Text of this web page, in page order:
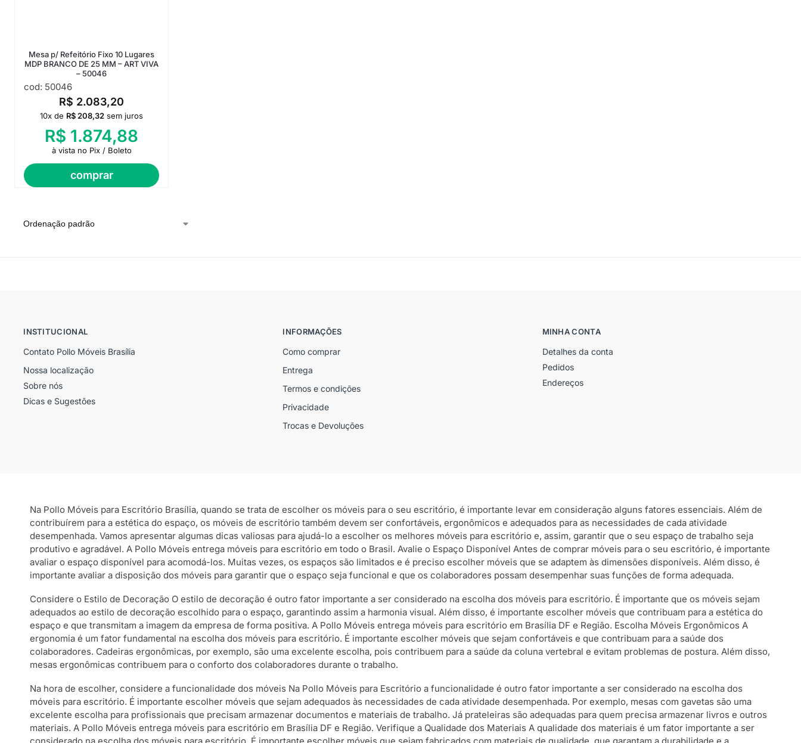
Mesa p/ Refeitório Fixo 10 Lugares
MDP BRANCO DE 25 MM – ART VIVA
– 50046
cod: 50046
R$ 2.083,20
comprar
10x de R$ 208,32 sem juros
R$ 1.874,88
à vista no Pix / Boleto
INSTITUCIONAL
Contato Pollo Móveis Brasília
Nossa localização
Sobre nós
Dicas e Sugestões
INFORMAÇÕES
Como comprar
Entrega
Termos e condições
Privacidade
Trocas e Devoluções
MINHA CONTA
Detalhes da conta
Pedidos
Endereços
Na Pollo Móveis para Escritório Brasília, quando se trata de escolher os móveis para o seu escritório, é importante levar em consideração alguns fatores essenciais. Além de
contribuírem para a estética do espaço, os móveis de escritório também devem ser confortáveis, ergonômicos e adequados para as necessidades de cada atividade
desempenhada. Vamos apresentar algumas dicas valiosas para ajudá-lo a escolher os melhores móveis para escritório e, assim, garantir que o seu espaço de trabalho seja
produtivo e agradável. A Pollo Móveis entrega móveis para escritório em todo o Brasil. Avalie o Espaço Disponível Antes de comprar móveis para o seu escritório, é importante
avaliar o espaço disponível para acomodá-los. Muitas vezes, os espaços são limitados e é preciso escolher móveis que se adaptem às dimensões disponíveis. Além disso, é
importante avaliar a disposição dos móveis para garantir que o espaço seja funcional e que os colaboradores possam desempenhar suas funções de forma adequada.
Considere o Estilo de Decoração O estilo de decoração é outro fator importante a ser considerado na escolha dos móveis para escritório. É importante que os móveis sejam
adequados ao estilo de decoração escolhido para o espaço, garantindo assim a harmonia visual. Além disso, é importante escolher móveis que contribuam para a estética do
espaço e que transmitam a imagem da empresa de forma positiva. A Pollo Móveis entrega móveis para escritório em Brasília DF e Região. Escolha Móveis Ergonômicos A
ergonomia é um fator fundamental na escolha dos móveis para escritório. É importante escolher móveis que sejam confortáveis e que contribuam para a saúde dos
colaboradores. Cadeiras ergonômicas, por exemplo, são uma excelente escolha, pois contribuem para a saúde da coluna vertebral e evitam problemas de postura. Além disso,
mesas ergonômicas contribuem para o conforto dos colaboradores durante o trabalho.
Na hora de escolher, considere a funcionalidade dos móveis Na Pollo Móveis para Escritório a funcionalidade é outro fator importante a ser considerado na escolha dos
móveis para escritório. É importante escolher móveis que sejam adequados às necessidades de cada atividade desempenhada. Por exemplo, mesas com gavetas são uma
excelente escolha para profissionais que precisam armazenar documentos e materiais de trabalho. Já prateleiras são adequadas para quem precisa armazenar livros e outros
materiais. A Pollo Móveis entrega móveis para escritório em Brasília DF e Região. Verifique a Qualidade dos Materiais A qualidade dos materiais é um fator importante a ser